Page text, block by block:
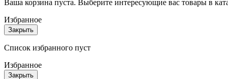
Ваша корзина пуста. Выберите интересующие вас товары в
Избранное
Закрыть
Список избранного пуст
Избранное
Закрыть